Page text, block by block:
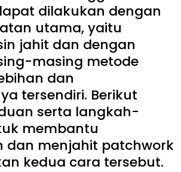
dilakukan dengan
utama, yaitu
jahit dan dengan
masing metode
dan
tersendiri. Berikut
serta langkah-
membantu
dan menjahit patchwork
kedua cara tersebut.